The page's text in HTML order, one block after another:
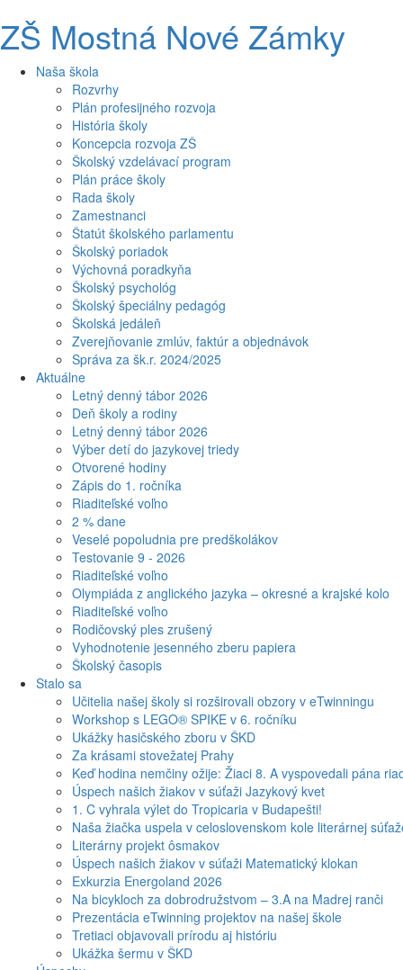
ZŠ Mostná Nové Zámky
Naša škola
Rozvrhy
Plán profesijného rozvoja
História školy
Koncepcia rozvoja ZŠ
Školský vzdelávací program
Plán práce školy
Rada školy
Zamestnanci
Štatút školského parlamentu
Školský poriadok
Výchovná poradkyňa
Školský psychológ
Školský špeciálny pedagóg
Školská jedáleň
Zverejňovanie zmlúv, faktúr a objednávok
Správa za šk.r. 2024/2025
Aktuálne
Letný denný tábor 2026
Deň školy a rodiny
Letný denný tábor 2026
Výber detí do jazykovej triedy
Otvorené hodiny
Zápis do 1. ročníka
Riaditeľské voľno
2 % dane
Veselé popoludnia pre predškolákov
Testovanie 9 - 2026
Riaditeľské voľno
Olympiáda z anglického jazyka – okresné a krajské kolo
Riaditeľské voľno
Rodičovský ples zrušený
Vyhodnotenie jesenného zberu papiera
Školský časopis
Stalo sa
Učitelia našej školy si rozširovali obzory v eTwinningu
Workshop s LEGO® SPIKE v 6. ročníku
Ukážky hasičského zboru v ŠKD
Za krásami stovežatej Prahy
Keď hodina nemčiny ožije: Žiaci 8. A vyspovedali pána
Úspech našich žiakov v súťaži Jazykový kvet
1. C vyhrala výlet do Tropicaria v Budapešti!
Naša žiačka uspela v celoslovenskom kole literárnej
Literárny projekt ôsmakov
Úspech našich žiakov v súťaži Matematický klokan
Exkurzia Energoland 2026
Na bicykloch za dobrodružstvom – 3.A na Madrej ranči
Prezentácia eTwinning projektov na našej škole
Tretiaci objavovali prírodu aj históriu
Ukážka šermu v ŠKD